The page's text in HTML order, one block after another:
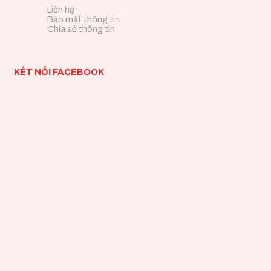
Liên hệ
Bảo mật thông tin
Chia sẻ thông tin
KẾT NỐI FACEBOOK